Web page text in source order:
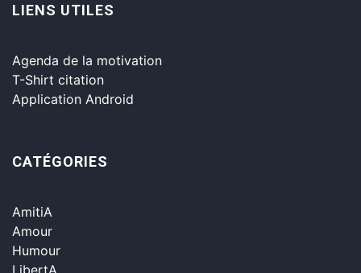
LIENS UTILES
Agenda de la motivation
T-Shirt citation
Application Android
CATÉGORIES
AmitiA
Amour
Humour
LibertA